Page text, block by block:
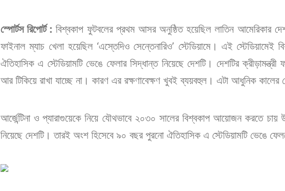
স্পোর্টস রিপোর্ট : বিশ্বকাপ ফুটবলের প্রথম আসর অনুষ্ঠিত হয়েছিল লাতিন
ফাইনাল ম্যাচ খেলা হয়েছিল ‘এস্তেদিও সেন্তেনারিও’ স্টেডিয়ামে। এই
ঐতিহাসিক এ স্টেডিয়ামটি ভেঙে ফেলার সিদ্ধান্ত নিয়েছে দেশটি। দেশটির ক্রীড়ামন্ত্রী
আর টিকিয়ে রাখা যাচ্ছে না। কারণ এর রক্ষণাবেক্ষণ খুবই ব্যয়বহুল। এটা আধুনিক
আর্জেন্টিনা ও প্যারাগুয়েকে নিয়ে যৌথভাবে ২০৩০ সালের বিশ্বকাপ আয়োজন করতে চায়
নিয়েছে দেশটি। তারই অংশ হিসেবে ৯০ বছর পুরনো ঐতিহাসিক এ স্টেডিয়ামটি ভেঙে